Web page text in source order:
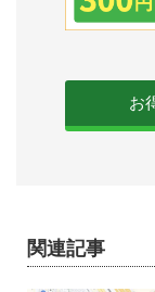
お
関連記事